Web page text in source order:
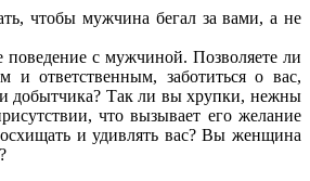
чтобы мужчина бегал за вами, а не
поведение с мужчиной. Позволяете ли
ответственным, заботиться о вас,
и добытчика? Так ли вы хрупки, нежны
что вызывает его желание
и удивлять вас? Вы женщина